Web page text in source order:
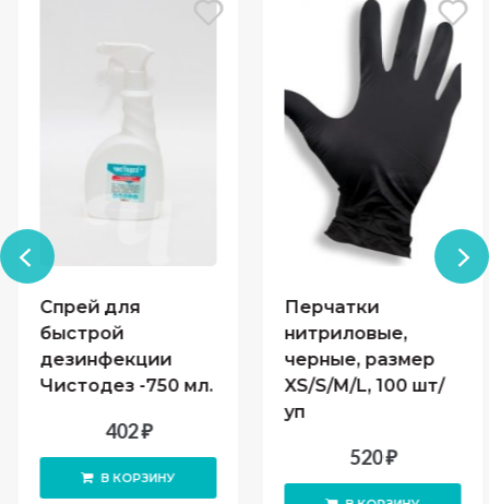
Спрей для
быстрой
дезинфекции
Чистодез -750 мл.
402₽
В КОРЗИНУ
Перчатки
нитриловые,
черные, размер
XS/S/M/L, 100 шт/
уп
520₽